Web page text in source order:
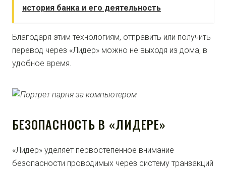
история банка и его деятельность
Благодаря этим технологиям, отправить или получить
перевод через «Лидер» можно не выходя из дома, в
удобное время.
БЕЗОПАСНОСТЬ В «ЛИДЕРЕ»
«Лидер» уделяет первостепенное внимание
безопасности проводимых через систему транзакций